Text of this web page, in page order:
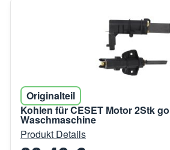
Originalteil
Kohlen für CESET Motor 2Stk
Waschmaschine
Produkt Details